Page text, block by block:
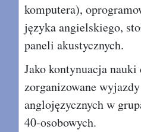
komputera),
języka angielskiego,
paneli akustycznych.
Jako kontynuacja
zorganizowane
anglojęzycznych w
40-osobowych.